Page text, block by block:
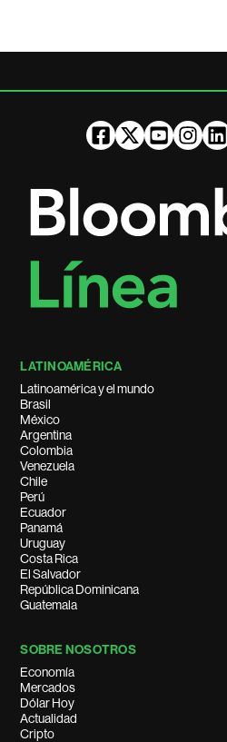
LATINOAMÉRICA
Latinoamérica y el mundo
Brasil
México
Argentina
Colombia
Venezuela
Chile
Perú
Ecuador
Panamá
Uruguay
Costa Rica
El Salvador
República Dominicana
Guatemala
SOBRE NOSOTROS
Economía
Mercados
Dólar Hoy
Actualidad
Cripto